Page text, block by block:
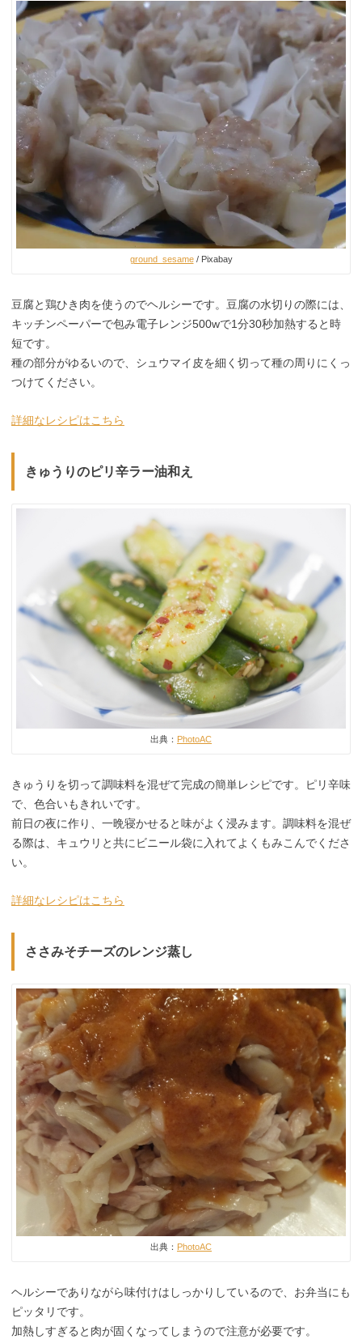
ground_sesame/ Pixabay
豆腐と鶏ひき肉を使うのでヘルシーです。豆腐の水切りの際には、
キッチンペーパーで包み電子レンジ500wで1分30秒加熱すると時
短です。
種の部分がゆるいので、シュウマイ皮を細く切って種の周りにくっ
つけてください。
詳細なレシピはこちら
きゅうりのピリ辛ラー油和え
出典： PhotoAC
きゅうりを切って調味料を混ぜて完成の簡単レシピです。ピリ辛味
で、色合いもきれいです。
前日の夜に作り、一晩寝かせると味がよく浸みます。調味料を混ぜ
る際は、キュウリと共にビニール袋に入れてよくもみこんでくださ
い。
詳細なレシピはこちら
ささみそチーズのレンジ蒸し
出典： PhotoAC
ヘルシーでありながら味付けはしっかりしているので、お弁当にも
ピッタリです。
加熱しすぎると肉が固くなってしまうので注意が必要です。